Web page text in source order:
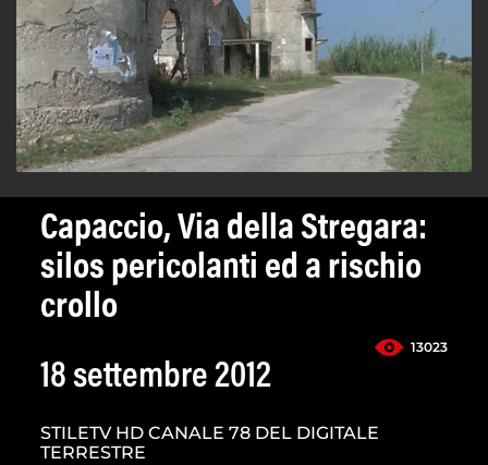
Capaccio, Via della Stregara:
silos pericolanti ed a rischio
crollo
13023
18 settembre 2012
STILETV HD CANALE 78 DEL DIGITALE
TERRESTRE